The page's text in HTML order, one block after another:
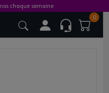
0
chaque semaine